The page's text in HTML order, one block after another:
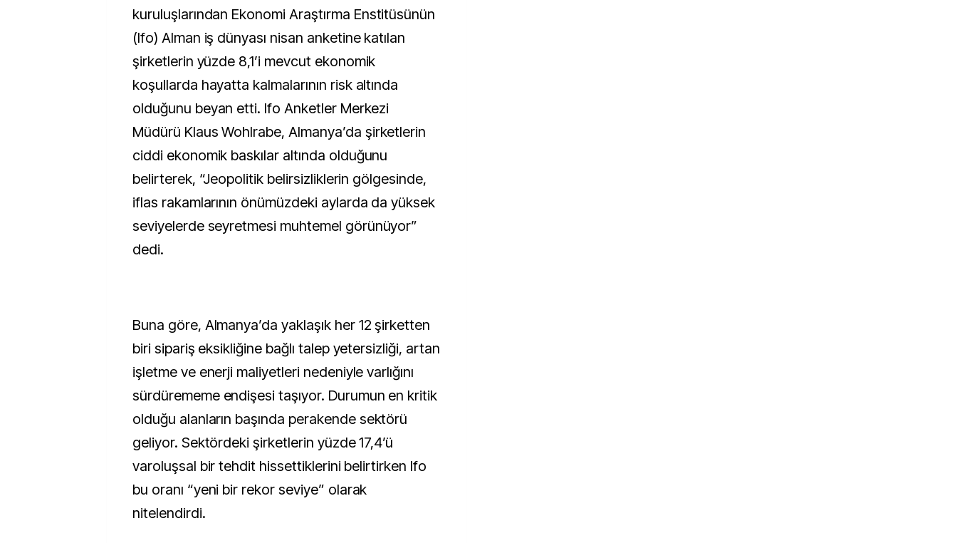
kuruluşlarından Ekonomi Araştırma Enstitüsünün
(Ifo) Alman iş dünyası nisan anketine katılan
şirketlerin yüzde 8,1’i mevcut ekonomik
koşullarda hayatta kalmalarının risk altında
olduğunu beyan etti. Ifo Anketler Merkezi
Müdürü Klaus Wohlrabe, Almanya’da şirketlerin
ciddi ekonomik baskılar altında olduğunu
belirterek, “Jeopolitik belirsizliklerin gölgesinde,
iflas rakamlarının önümüzdeki aylarda da yüksek
seviyelerde seyretmesi muhtemel görünüyor”
dedi.
Buna göre, Almanya’da yaklaşık her 12 şirketten
biri sipariş eksikliğine bağlı talep yetersizliği, artan
işletme ve enerji maliyetleri nedeniyle varlığını
sürdürememe endişesi taşıyor. Durumun en kritik
olduğu alanların başında perakende sektörü
geliyor. Sektördeki şirketlerin yüzde 17,4’ü
varoluşsal bir tehdit hissettiklerini belirtirken Ifo
bu oranı “yeni bir rekor seviye” olarak
nitelendirdi.